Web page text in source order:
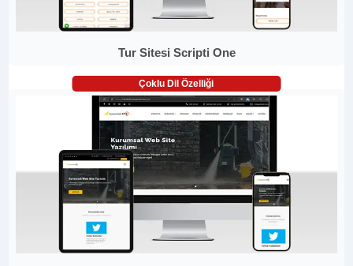
Tur Sitesi Scripti One
Çoklu Dil Özelliği